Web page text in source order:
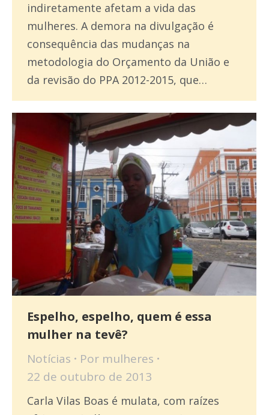
indiretamente afetam a vida das
mulheres. A demora na divulgação é
consequência das mudanças na
metodologia do Orçamento da União e
da revisão do PPA 2012-2015, que…
Espelho, espelho, quem é essa
mulher na tevê?
Notícias Por mulheres
22 de outubro de 2013
Carla Vilas Boas é mulata, com raízes